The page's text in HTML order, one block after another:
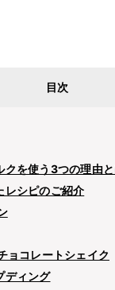
目次
を使う3つの理由と
レシピのご紹介
ョコレートシェイク
ディング